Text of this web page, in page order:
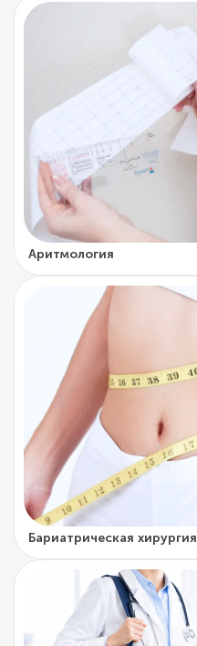
Аритмология
Бариатрическая хирургия